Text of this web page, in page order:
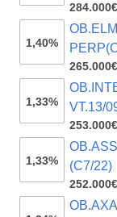
284.000€
1,40%
265.000€
1,33%
VT.13/
253.000€
1,33%
(C7/22)
252.000€